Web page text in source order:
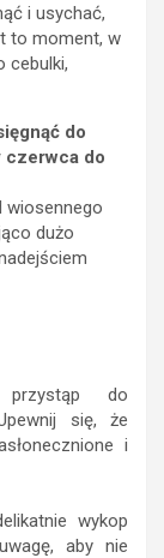
i usychać,
to moment, w
cebulki,
do
czerwca do
wiosennego
dużo
przystąp do
się, że
i
wykop
aby nie